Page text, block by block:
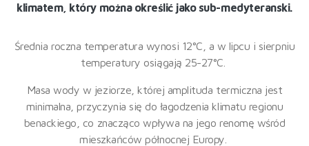
klimatem, który można określić jako sub-medyteranski.
Średnia roczna temperatura wynosi 12°C, a w lipcu i sierpniu
temperatury osiągają 25-27°C.
Masa wody w jeziorze, której amplituda termiczna jest
minimalna, przyczynia się do łagodzenia klimatu regionu
benackiego, co znacząco wpływa na jego renomę wśród
mieszkańców północnej Europy.